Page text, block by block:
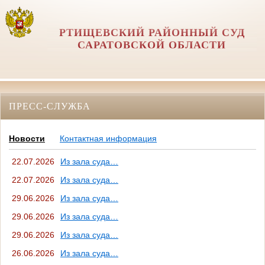
РТИЩЕВСКИЙ РАЙОННЫЙ СУД
САРАТОВСКОЙ ОБЛАСТИ
ПРЕСС-СЛУЖБА
Новости Контактная информация
22.07.2026
Из зала суда…
22.07.2026
Из зала суда…
29.06.2026
Из зала суда…
29.06.2026
Из зала суда…
29.06.2026
Из зала суда…
26.06.2026
Из зала суда…